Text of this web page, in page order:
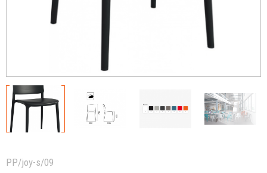
PP/joy-s/09